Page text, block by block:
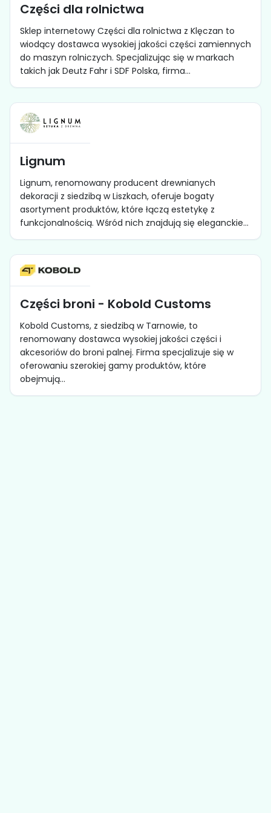
Części dla rolnictwa
Sklep internetowy Części dla rolnictwa z Klęczan to
wiodący dostawca wysokiej jakości części zamiennych
do maszyn rolniczych. Specjalizując się w markach
takich jak Deutz Fahr i SDF Polska, firma...
Lignum
Lignum, renomowany producent drewnianych
dekoracji z siedzibą w Liszkach, oferuje bogaty
asortyment produktów, które łączą estetykę z
funkcjonalnością. Wśród nich znajdują się eleganckie...
Części broni - Kobold Customs
Kobold Customs, z siedzibą w Tarnowie, to
renomowany dostawca wysokiej jakości części i
akcesoriów do broni palnej. Firma specjalizuje się w
oferowaniu szerokiej gamy produktów, które
obejmują...